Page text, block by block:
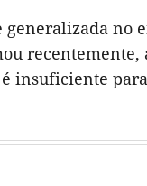
no
recentemente,
insuficiente